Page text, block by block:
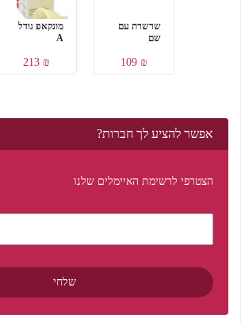
מונקאפ גודל
A
₪ 213
שרשרת עם
שם
₪ 109
אפשר להציע לך חברות?
הצטרפי לרשימת האיימלים שלנו